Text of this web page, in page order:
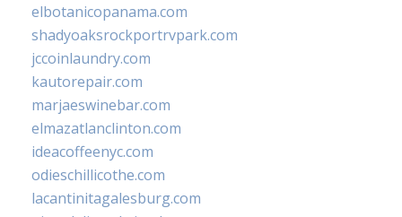
elbotanicopanama.com
shadyoaksrockportrvpark.com
jccoinlaundry.com
kautorepair.com
marjaeswinebar.com
elmazatlanclinton.com
ideacoffeenyc.com
odieschillicothe.com
lacantinitagalesburg.com